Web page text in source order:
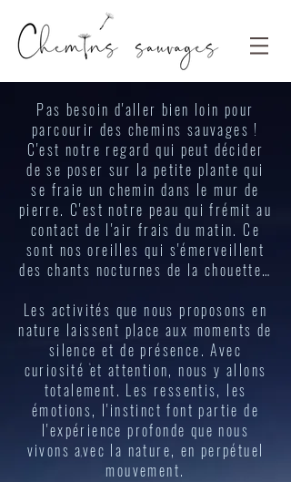
Pas besoin d'aller bien loin pour
parcourir des chemins sauvages !
C'est notre regard qui peut décider
de se poser sur la petite plante qui
se fraie un chemin dans le mur de
pierre. C'est notre peau qui frémit au
contact de l'air frais du matin. Ce
sont nos oreilles qui s'émerveillent
des chants nocturnes de la chouette…
Les activités que nous proposons en
nature laissent place aux moments de
silence et de présence. Avec
curiosité et attention, nous y allons
totalement. Les ressentis, les
émotions, l'instinct font partie de
l'expérience profonde que nous
vivons avec la nature, en perpétuel
mouvement.